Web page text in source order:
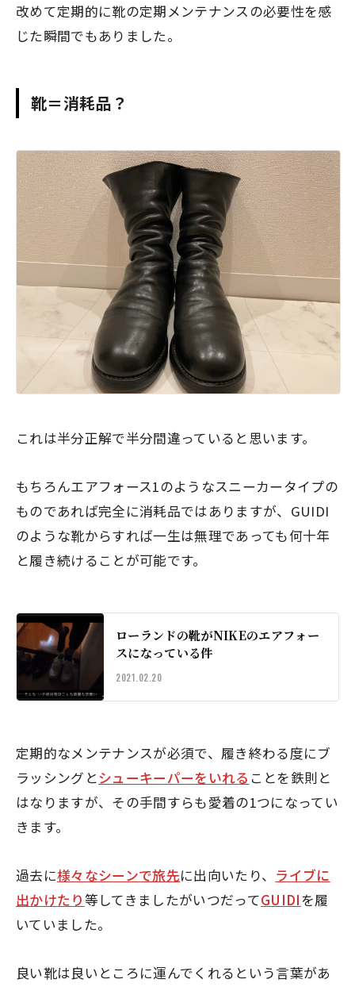
改めて定期的に靴の定期メンテナンスの必要性を感
じた瞬間でもありました。
靴＝消耗品？
これは半分正解で半分間違っていると思います。
もちろんエアフォース1のようなスニーカータイプの
ものであれば完全に消耗品ではありますが、GUIDI
のような靴からすれば一生は無理であっても何十年
と履き続けることが可能です。
ローランドの靴がNIKEのエアフォー
スになっている件
2021.02.20
定期的なメンテナンスが必須で、履き終わる度にブ
ラッシングとシューキーパーをいれる ことを鉄則と
はなりますが、その手間すらも愛着の1つになってい
きます。
過去に様々なシーンで旅先に出向いたり、 ライブに
出かけたり等してきましたがいつだってGUIDIを履
いていました。
良い靴は良いところに運んでくれるという言葉があ